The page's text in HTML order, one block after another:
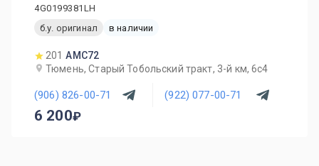
4G0199381LH
б.у. оригинал
в наличии
201 AMC72
Тюмень, Старый Тобольский тракт, 3-й км, 6с4
(906) 826-00-71 (922) 077-00-71
6 200